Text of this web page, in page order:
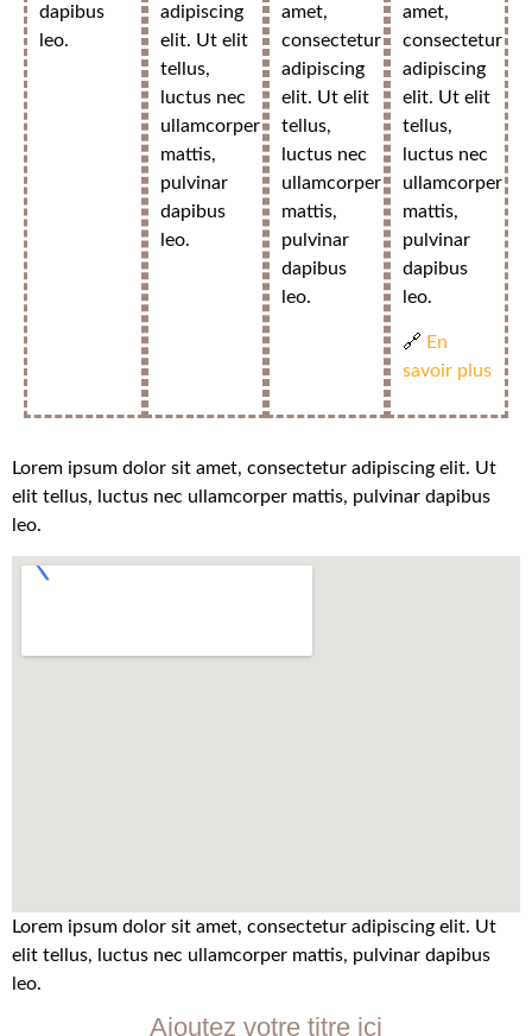
dapibus
leo.
adipiscing
elit. Ut elit
tellus,
luctus nec
ullamcorper
mattis,
pulvinar
dapibus
leo.
amet,
consectetur
adipiscing
elit. Ut elit
tellus,
luctus nec
ullamcorper
mattis,
pulvinar
dapibus
leo.
amet,
consectetur
adipiscing
elit. Ut elit
tellus,
luctus nec
ullamcorper
mattis,
pulvinar
dapibus
leo.
🔗 En
savoir plus
Lorem ipsum dolor sit amet, consectetur adipiscing elit. Ut
elit tellus, luctus nec ullamcorper mattis, pulvinar dapibus
leo.
Lorem ipsum dolor sit amet, consectetur adipiscing elit. Ut
elit tellus, luctus nec ullamcorper mattis, pulvinar dapibus
leo.
Ajoutez votre titre ici